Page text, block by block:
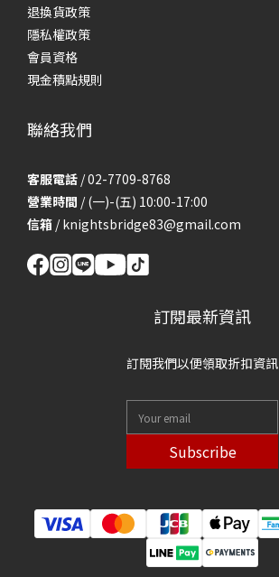
退換貨政策
隱私權政策
會員資格
現金積點規則
聯絡我們
客服電話 / 02-7709-8768
營業時間 / (一)-(五) 10:00-17:00
信箱 /knightsbridge83@gmail.com
訂閱最新資訊
訂閱我們以便領取折扣資訊
Subscribe